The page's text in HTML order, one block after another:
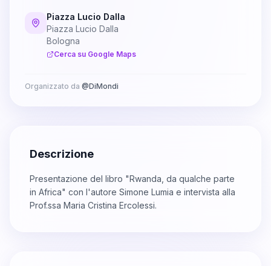
Piazza Lucio Dalla
Piazza Lucio Dalla
Bologna
Cerca su Google Maps
Organizzato da @DiMondi
Descrizione
Presentazione del libro "Rwanda, da qualche parte
in Africa" con l'autore Simone Lumia e intervista alla
Prof.ssa Maria Cristina Ercolessi.